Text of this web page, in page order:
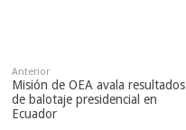
Anterior
Misión de OEA avala resultados
de balotaje presidencial en
Ecuador